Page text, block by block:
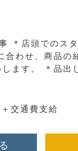
＊店頭でのス
合わせ、商品の
ます。 ＊品出
交通費支給